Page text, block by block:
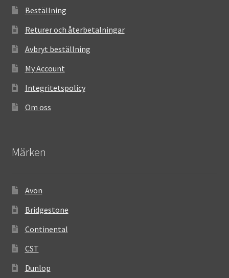
Beställning
Returer och återbetalningar
Avbryt beställning
My Account
Integritetspolicy
Om oss
Märken
Avon
Bridgestone
Continental
CST
Dunlop